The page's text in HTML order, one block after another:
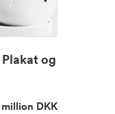
og
million DKK